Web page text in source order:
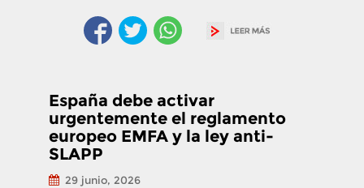
España debe activar
urgentemente el reglamento
europeo EMFA y la ley anti-
SLAPP
29 junio, 2026